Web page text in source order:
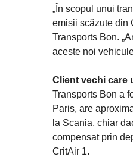
„În scopul unui
emisii scăzute din
Transports Bon.
aceste noi
Client vechi care
Transports Bon a
Paris, are
la Scania, chiar
compensat prin
CritAir 1.